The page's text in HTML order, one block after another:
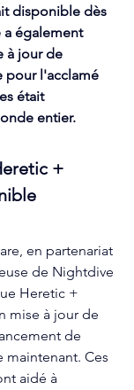
disponible dès
a également
à jour de
pour l'acclamé
était
entier.
+
en partenariat
de Nightdive
Heretic +
mise à jour de
de
Ces
aidé à